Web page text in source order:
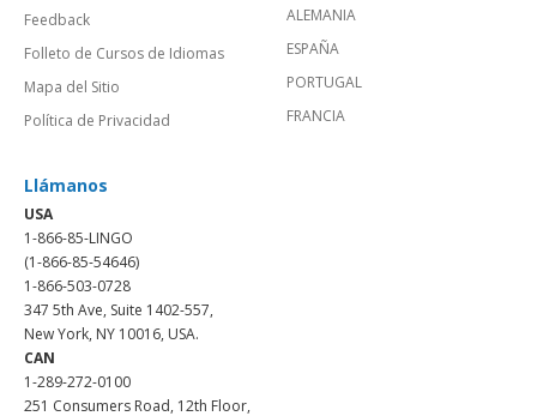
Feedback
Folleto de Cursos de Idiomas
Mapa del Sitio
Política de Privacidad
ALEMANIA
ESPAÑA
PORTUGAL
FRANCIA
Llámanos
USA
1-866-85-LINGO
(1-866-85-54646)
1-866-503-0728
347 5th Ave, Suite 1402-557,
New York, NY 10016, USA.
CAN
1-289-272-0100
251 Consumers Road, 12th Floor,